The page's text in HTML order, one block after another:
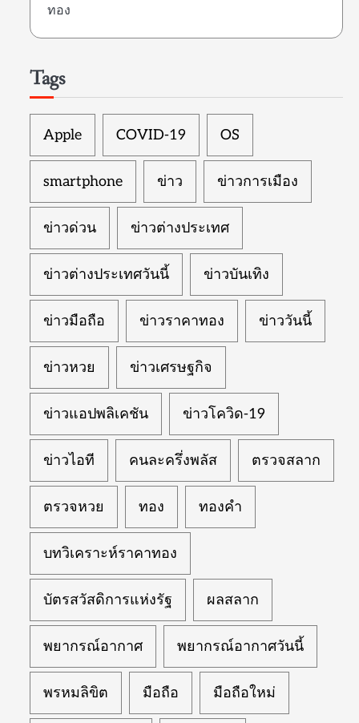
ทอง
Tags
Apple COVID-19 OS
smartphone ข่าว ข่าวการเมือง
ข่าวด่วน ข่าวต่างประเทศ
ข่าวต่างประเทศวันนี้ ข่าวบันเทิง
ข่าวมือถือ ข่าวราคาทอง ข่าววันนี้
ข่าวหวย ข่าวเศรษฐกิจ
ข่าวแอปพลิเคชัน ข่าวโควิด-19
ข่าวไอที คนละครึ่งพลัส ตรวจสลาก
ตรวจหวย ทอง ทองคำ
บทวิเคราะห์ราคาทอง
บัตรสวัสดิการแห่งรัฐ ผลสลาก
พยากรณ์อากาศ พยากรณ์อากาศวันนี้
พรหมลิขิต มือถือ มือถือใหม่